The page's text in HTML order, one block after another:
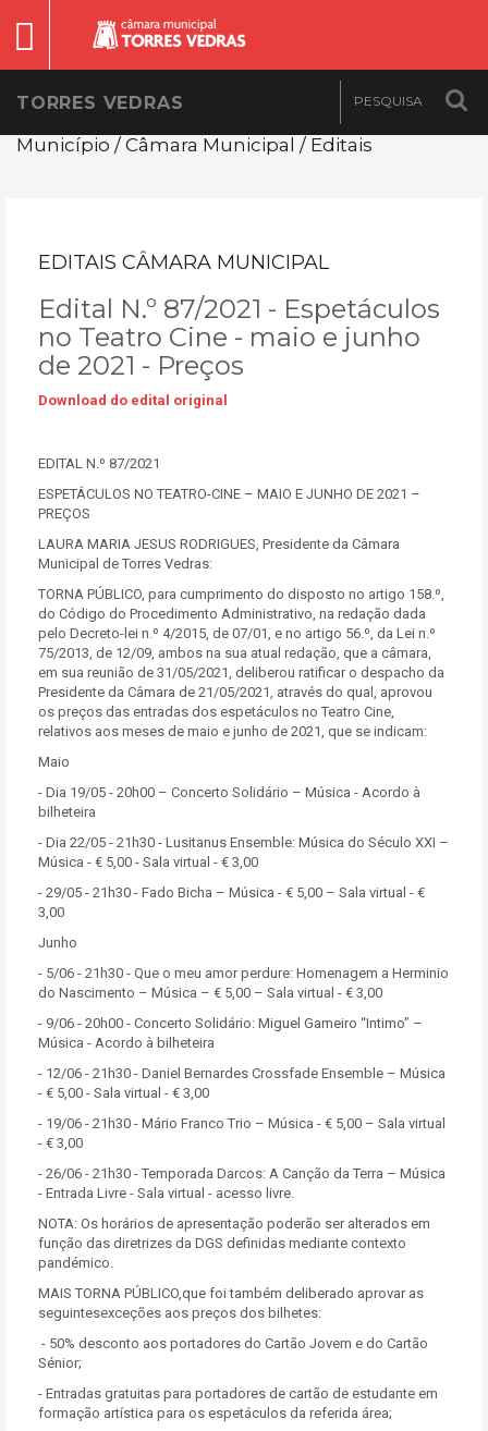
TORRES VEDRAS
Município / Câmara Municipal / Editais
EDITAIS CÂMARA MUNICIPAL
Edital N.º 87/2021 - Espetáculos
no Teatro Cine - maio e junho
de 2021 - Preços
Download do edital original
EDITAL N.º 87/2021
ESPETÁCULOS NO TEATRO-CINE – MAIO E JUNHO DE 2021 –
PREÇOS
LAURA MARIA JESUS RODRIGUES, Presidente da Câmara
Municipal de Torres Vedras:
TORNA PÚBLICO, para cumprimento do disposto no artigo 158.º,
do Código do Procedimento Administrativo, na redação dada
pelo Decreto-lei n.º 4/2015, de 07/01, e no artigo 56.º, da Lei n.º
75/2013, de 12/09, ambos na sua atual redação, que a câmara,
em sua reunião de 31/05/2021, deliberou ratificar o despacho da
Presidente da Câmara de 21/05/2021, através do qual, aprovou
os preços das entradas dos espetáculos no Teatro Cine,
relativos aos meses de maio e junho de 2021, que se indicam:
Maio
- Dia 19/05 - 20h00 – Concerto Solidário – Música - Acordo à
bilheteira
- Dia 22/05 - 21h30 - Lusitanus Ensemble: Música do Século XXI –
Música - € 5,00 - Sala virtual - € 3,00
- 29/05 - 21h30 - Fado Bicha – Música - € 5,00 – Sala virtual - €
3,00
Junho
- 5/06 - 21h30 - Que o meu amor perdure: Homenagem a Herminio
do Nascimento – Música – € 5,00 – Sala virtual - € 3,00
- 9/06 - 20h00 - Concerto Solidário: Miguel Gameiro “Intimo” –
Música - Acordo à bilheteira
- 12/06 - 21h30 - Daniel Bernardes Crossfade Ensemble – Música
- € 5,00 - Sala virtual - € 3,00
- 19/06 - 21h30 - Mário Franco Trio – Música - € 5,00 – Sala virtual
- € 3,00
- 26/06 - 21h30 - Temporada Darcos: A Canção da Terra – Música
- Entrada Livre - Sala virtual - acesso livre.
NOTA: Os horários de apresentação poderão ser alterados em
função das diretrizes da DGS definidas mediante contexto
pandémico.
MAIS TORNA PÚBLICO,que foi também deliberado aprovar as
seguintesexceções aos preços dos bilhetes:
- 50% desconto aos portadores do Cartão Jovem e do Cartão
Sénior;
- Entradas gratuitas para portadores de cartão de estudante em
formação artística para os espetáculos da referida área;